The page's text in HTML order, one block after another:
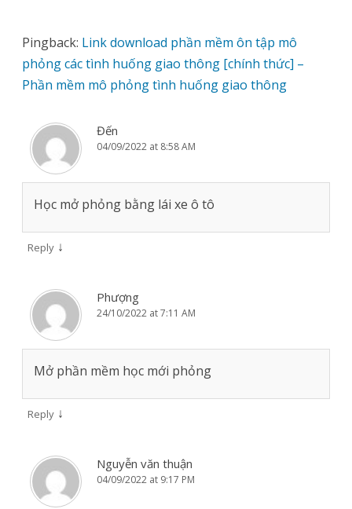
Pingback: Link download phần mềm ôn tập mô
phỏng các tình huống giao thông [chính thức] –
Phần mềm mô phỏng tình huống giao thông
Đến
04/09/2022 at 8:58 AM
Học mở phỏng bằng lái xe ô tô
Reply ↓
Phượng
24/10/2022 at 7:11 AM
Mở phần mềm học mới phỏng
Reply ↓
Nguyễn văn thuận
04/09/2022 at 9:17 PM